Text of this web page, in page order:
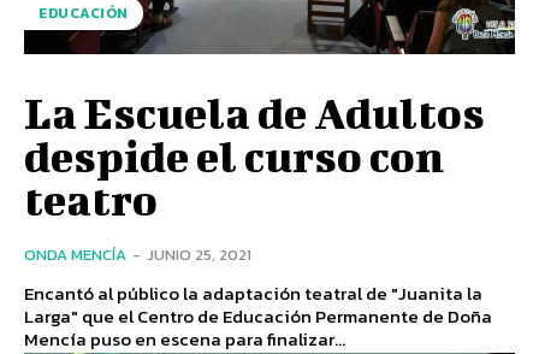
EDUCACIÓN
La Escuela de Adultos
despide el curso con
teatro
ONDA MENCÍA - JUNIO 25, 2021
Encantó al público la adaptación teatral de "Juanita la
Larga" que el Centro de Educación Permanente de Doña
Mencía puso en escena para finalizar...